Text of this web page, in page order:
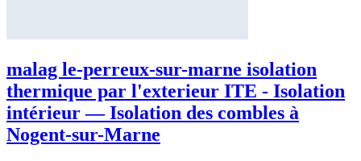
malag le-perreux-sur-marne isolation
thermique par l'exterieur ITE - Isolation
intérieur — Isolation des combles à
Nogent-sur-Marne